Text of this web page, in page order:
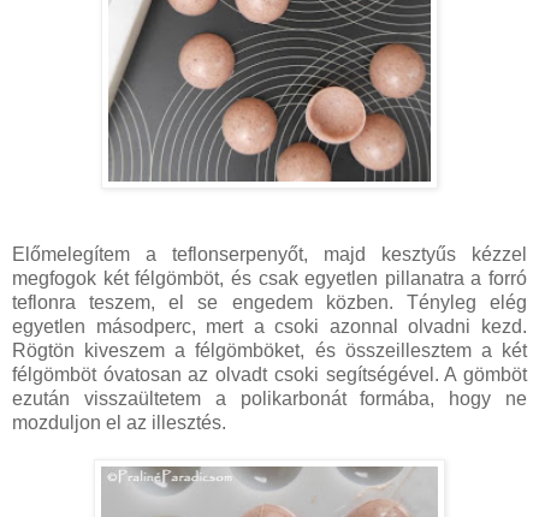
Előmelegítem a teflonserpenyőt, majd kesztyűs kézzel
megfogok két félgömböt, és csak egyetlen pillanatra a forró
teflonra teszem, el se engedem közben. Tényleg elég
egyetlen másodperc, mert a csoki azonnal olvadni kezd.
Rögtön kiveszem a félgömböket, és összeillesztem a két
félgömböt óvatosan az olvadt csoki segítségével. A gömböt
ezután visszaültetem a polikarbonát formába, hogy ne
mozduljon el az illesztés.